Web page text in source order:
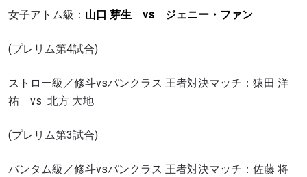
女子アトム級： 山口 芽生 vs ジェニー・ファン
(プレリム第4試合)
ストロー級／修斗vsパンクラス 王者対決マッチ：猿田 洋
祐 vs 北方 大地
(プレリム第3試合)
バンタム級／修斗vsパンクラス 王者対決マッチ：佐藤 将